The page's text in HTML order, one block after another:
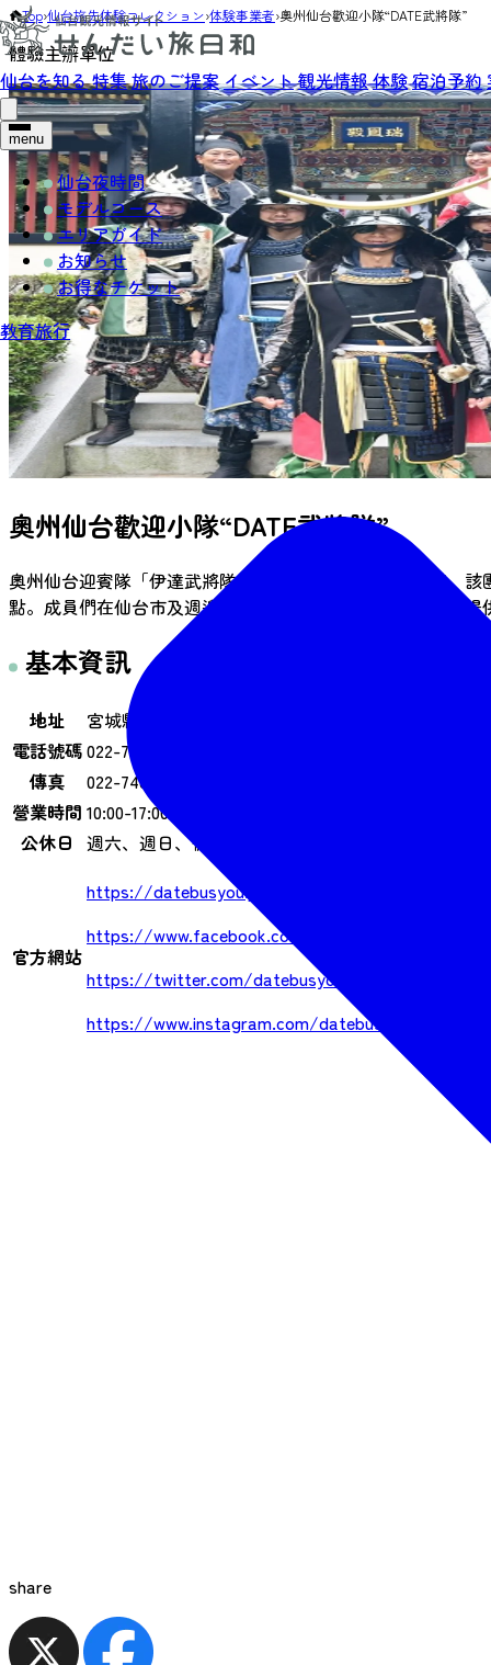
仙台を知る特集旅のご提案イベント観光情報体験宿泊予約
menu
仙台夜時間
モデルコース
エリアガイド
お知らせ
お得なチケット
教育旅行
Top›仙台旅先体験コレクション›体験事業者›奧州仙台歡迎小隊“DATE武將隊”
體驗主辦單位
奧州仙台歡迎小隊“DATE武將隊”
奧州仙台迎賓隊「伊達武將隊」是一個歷史人物扮演團體。
點。成員們在仙台市及週邊景點（包括仙台城遺址）為遊客
基本資訊
地址
宮城縣仙台市青葉區一番町 1-5-16 980-0811
電話號碼022-748-4830
傳真
022-748-4836
營業時間 10:00-17:00
公休日 週六、週日、假日 ※新年假期
官方網站
https://datebusyou.jp/
https://www.facebook.com/datebusyou/
https://twitter.com/datebusyou
https://www.instagram.com/datebusyoutai/
share